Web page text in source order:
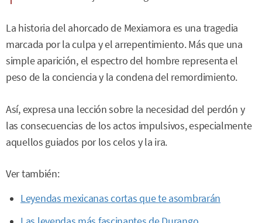
La historia del ahorcado de Mexiamora es una tragedia
marcada por la culpa y el arrepentimiento. Más que una
simple aparición, el espectro del hombre representa el
peso de la conciencia y la condena del remordimiento.
Así, expresa una lección sobre la necesidad del perdón y
las consecuencias de los actos impulsivos, especialmente
aquellos guiados por los celos y la ira.
Ver también:
Leyendas mexicanas cortas que te asombrarán